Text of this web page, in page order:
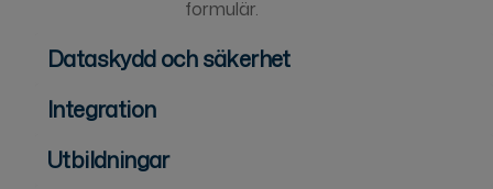
formulär.
Dataskydd och säkerhet
Integration
Utbildningar